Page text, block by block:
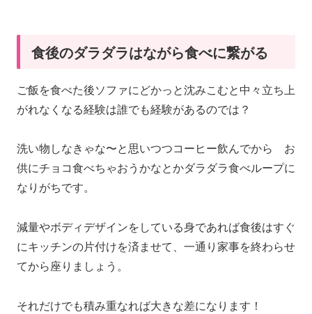
食後のダラダラはながら食べに繋がる
ご飯を食べた後ソファにどかっと沈みこむと中々立ち上
がれなくなる経験は誰でも経験があるのでは？
洗い物しなきゃな〜と思いつつコーヒー飲んでから お
供にチョコ食べちゃおうかなとかダラダラ食べループに
なりがちです。
減量やボディデザインをしている身であれば食後はすぐ
にキッチンの片付けを済ませて、一通り家事を終わらせ
てから座りましょう。
それだけでも積み重なれば大きな差になります！